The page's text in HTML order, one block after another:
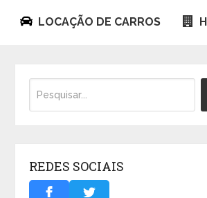
LOCAÇÃO DE CARROS
REDES SOCIAIS